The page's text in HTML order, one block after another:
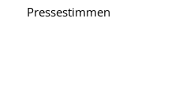
Pressestimmen